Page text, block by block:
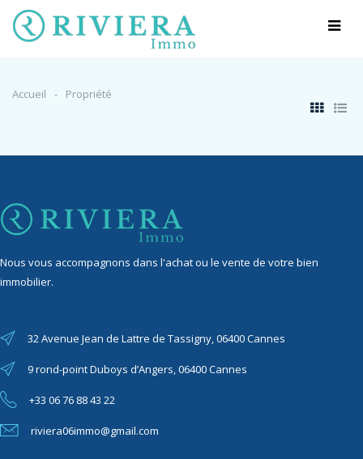
Accueil Propriété
Nous vous accompagnons dans l'achat ou le vente de votre bien
immobilier.
32 Avenue Jean de Lattre de Tassigny, 06400 Cannes
9 rond-point Duboys d’Angers, 06400 Cannes
+33 06 76 88 43 22
riviera06immo@gmail.com